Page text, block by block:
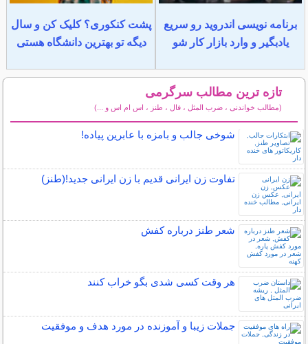
برنامه نویسی اندروید رو سریع
یادبگیر و وارد بازار کار شو
پشت کنکوری؟ کلیک کن و سال
دیگه تو بهترین دانشگاه هستی
تازه ترین مطالب سرگرمی
(مطالب خواندنی ، ضرب المثل ، فال ، طنز ، اس ام اس و ...)
شوخی جالب و بامزه با عابرین پیاده!
تفاوت زن ایرانی قدیم با زن ایرانی جدید!(طنز)
شعر طنز درباره کفش
هر وقت کسی شدی بگو خراب کنند
جملات زیبا و آموزنده در مورد هدف و موفقیت